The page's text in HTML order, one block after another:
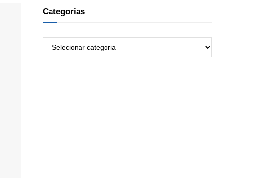
Categorias